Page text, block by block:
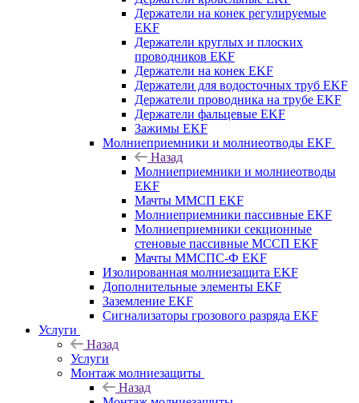
Держатели на конек регулируемые
EKF
Держатели круглых и плоских
проводников EKF
Держатели на конек EKF
Держатели для водосточных труб EKF
Держатели проводника на трубе EKF
Держатели фальцевые EKF
Зажимы EKF
Молниеприемники и молниеотводы EKF
Назад
Молниеприемники и молниеотводы
EKF
Мачты ММСП EKF
Молниеприемники пассивные EKF
Молниеприемники секционные
стеновые пассивные МССП EKF
Мачты ММСПС-Ф EKF
Изолированная молниезащита EKF
Дополнительные элементы EKF
Заземление EKF
Сигнализаторы грозового разряда EKF
Услуги
Назад
Услуги
Монтаж молниезащиты
Назад